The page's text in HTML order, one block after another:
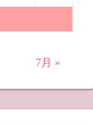
7月 »